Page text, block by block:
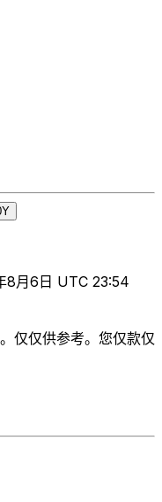
8月6日 UTC 23:54
仅仅供参考。您仅款仅